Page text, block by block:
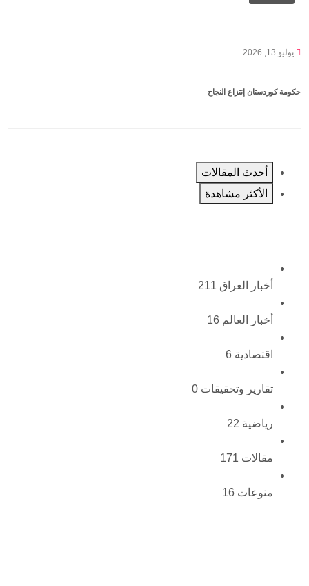
يوليو 13, 2026
حكومة كوردستان إنتزاع النجاح
أحدث المقالات
الأكثر مشاهدة
أخبار العراق 211
أخبار العالم 16
اقتصادية 6
تقارير وتحقيقات 0
رياضية 22
مقالات 171
منوعات 16